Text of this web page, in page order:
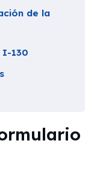
de la
I-130